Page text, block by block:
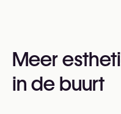
https://
Meer
in de buurt